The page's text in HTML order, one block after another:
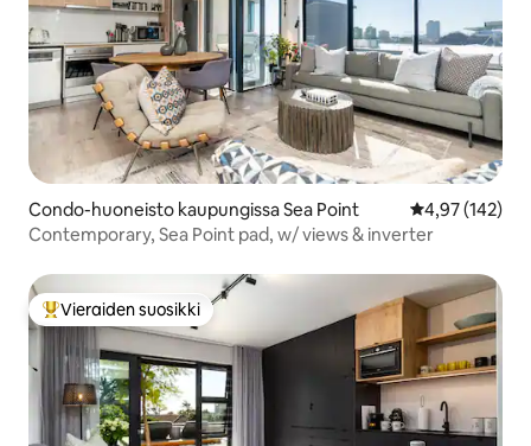
Condo-huoneisto kaupungissa Sea Point
4,97 (142)
Contemporary, Sea Point pad, w/ views & inverter
Vieraiden suosikkien parhaimmistoa
Vieraiden suosikki